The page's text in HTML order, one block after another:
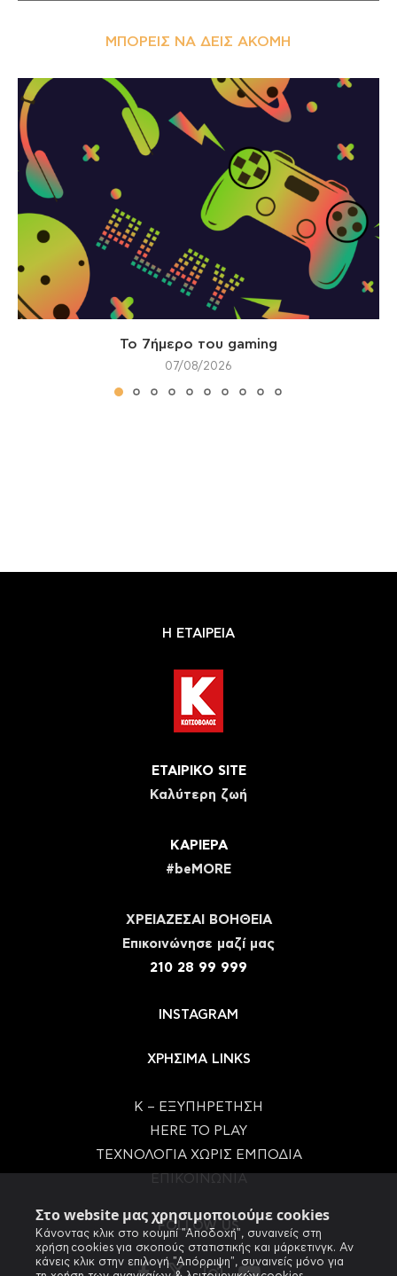
Στο website μας χρησιμοποιούμε cookies
Κάνοντας κλικ στο κουμπί "Αποδοχή", συναινείς στη
χρήση cookies για σκοπούς στατιστικής και μάρκετινγκ. Αν
κάνεις κλικ στην επιλογή "Απόρριψη", συναινείς μόνο για
ΜΠΟΡΕΊΣ ΝΑ ΔΕΙΣ ΑΚΌΜΗ
Το 7ήμερο του gaming
07/08/2026
Η ΕΤΑΙΡΕΙΑ
ΕΤΑΙΡΙΚΟ SITE
Καλύτερη ζωή
ΚΑΡΙΕΡΑ
#beMORE
ΧΡΕΙΑΖΕΣΑΙ ΒΟΗΘΕΙΑ
Eπικοινώνησε μαζί μας
210 28 99 999
INSTAGRAM
ΧΡΗΣΙΜΑ LINKS
Κ – ΕΞΥΠΗΡΕΤΗΣΗ
HERE TO PLAY
ΤΕΧΝΟΛΟΓΙΑ ΧΩΡΙΣ ΕΜΠΟΔΙΑ
FOLLOW US